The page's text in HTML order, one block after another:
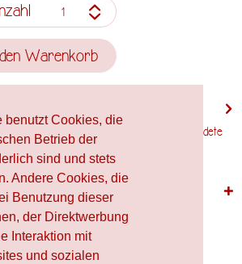
benutzt Cookies, die
Betrieb der
sind und stets
Andere Cookies, die
Benutzung dieser
der Direktwerbung
Interaktion mit
und sozialen
Warenkorb
Stempelholzgröße: 55mm x 50mm Verwendete